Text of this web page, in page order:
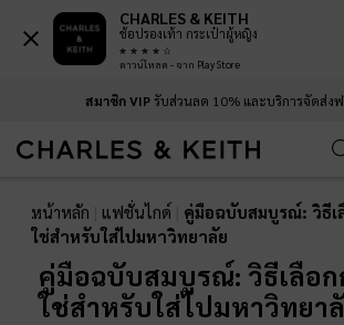
สมาชิก VIPรับส่วนลด 10% และบริการจัดส่งฟ
บริการส่งด่วนภายในวัน : เมื่อสั่งซื้อก่อน
หน้าหลัก แฟชั่นไกด์
คู่มือฉบับสมบูรณ์: วิธีเ
ใช่สำหรับใส่ไปมหาวิทยาลัย
คู่มือฉบับสมบูรณ์: วิธีเลือก
ใช่สำหรับใส่ไปมหาวิทยา
CHARLES & KEITH
ช้อปรองเท้า กระเป๋าผู้หญิง
ดาวน์โหลด - จาก Play Store